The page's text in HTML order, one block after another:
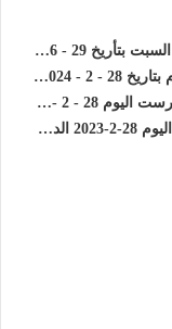
الدوري المصري
الـ 16
الدور الـ 16